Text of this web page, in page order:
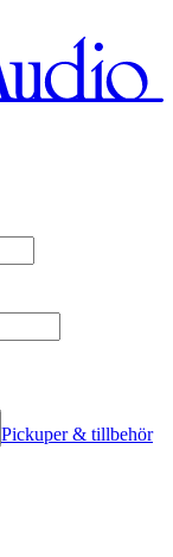
Pickuper & tillbehör